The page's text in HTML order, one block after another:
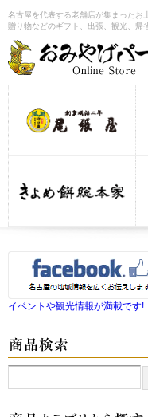
名古屋を代表する老舗店が集まったお
贈り物などのギフト、出張、観光、帰
イベントや観光情報が満載です!